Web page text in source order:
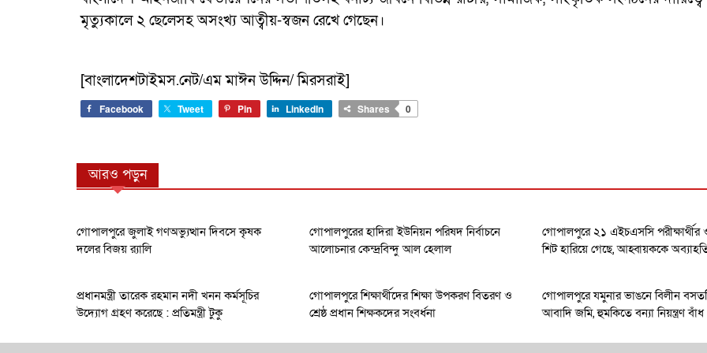
মৃত্যুকালে ২ ছেলেসহ অসংখ্য আত্বীয়-স্বজন রেখে গেছেন।
[বাংলাদেশটাইমস.নেট/এম মাঈন উদ্দিন/ মিরসরাই]
Facebook Tweet Pin LinkedIn Shares 0
আরও পড়ুন
গোপালপুরে জুলাই গণঅভ্যুত্থান দিবসে কৃষক
দলের বিজয় র‍্যালি
গোপালপুরের হাদিরা ইউনিয়ন পরিষদ নির্বাচনে
আলোচনার কেন্দ্রবিন্দু আল হেলাল
গোপালপুরে ২১ এইচএসসি
শিট হারিয়ে গেছে, আহ্বায়ককে
প্রধানমন্ত্রী তারেক রহমান নদী খনন কর্মসূচির
উদ্যোগ গ্রহণ করেছে : প্রতিমন্ত্রী টুকু
গোপালপুরে শিক্ষার্থীদের শিক্ষা উপকরণ বিতরণ ও
শ্রেষ্ঠ প্রধান শিক্ষকদের সংবর্ধনা
গোপালপুরে যমুনার ভাঙনে বিলীন
আবাদি জমি, হুমকিতে বন্যা নিয়ন্ত্রণ বাঁধ